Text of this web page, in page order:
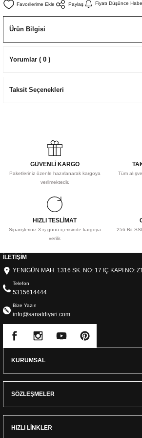
ÇİZİM SETLERİ
Paylaş Fiyatı Düşünce
Ürün Bilgisi
Yorumlar ( 0 )
Taksit Seçenekleri
GÜVENLİ KARGO
Paketleriniz özenle hazırlanarak kargoya
verilmektedir.
Tüm
HIZLI TESLİMAT
Siparişleriniz 3 iş günü içerisinde kargoya
verilir.
256 Bit
İLETİŞİM
YENIGÜN MAH. 1316 SK. NO: 17 IÇ KAPI NO:
Telefon
5315614444
Bize Yazın
info@sanatdiyari.com
KURUMSAL
SÖZLEŞMELER
HIZLI LİNKLER